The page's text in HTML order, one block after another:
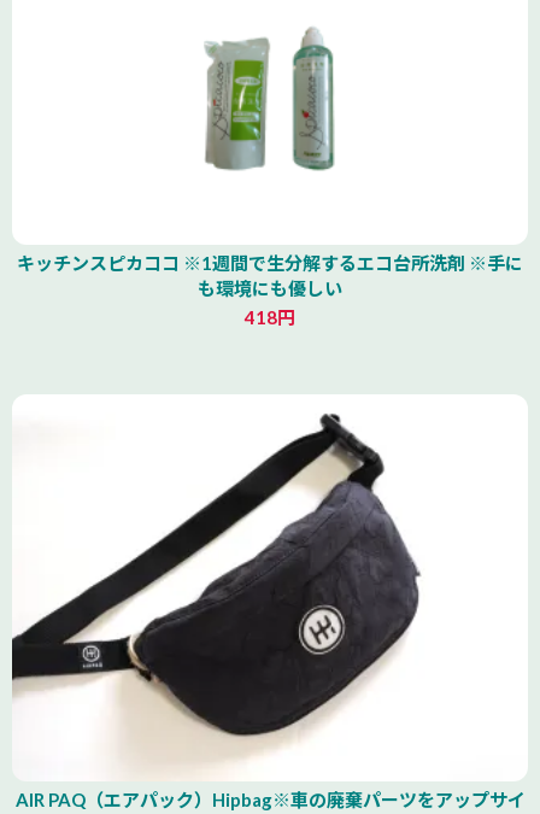
キッチンスピカココ ※1週間で生分解するエコ台所洗剤 ※手に
も環境にも優しい
418円
AIR PAQ（エアパック）Hipbag※車の廃棄パーツをアップサイ